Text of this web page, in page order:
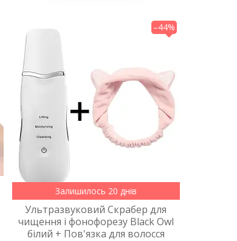
–44%
Залишилось 20 днів
Ультразвуковий Скрабер для
чищення і фонофорезу Black Owl
білий + Пов'язка для волосся